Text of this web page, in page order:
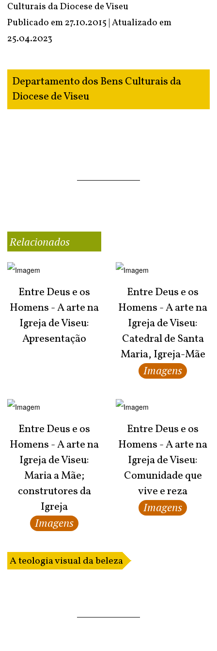
Culturais da Diocese de Viseu
Publicado em 27.10.2015 | Atualizado em
25.04.2023
Departamento dos Bens Culturais da
Diocese de Viseu
Relacionados
Entre Deus e os
Homens - A arte na
Igreja de Viseu:
Apresentação
Entre Deus e os
Homens - A arte na
Igreja de Viseu:
Catedral de Santa
Maria, Igreja-Mãe
Imagens
Entre Deus e os
Homens - A arte na
Igreja de Viseu:
Maria a Mãe;
construtores da
Igreja
Imagens
Entre Deus e os
Homens - A arte na
Igreja de Viseu:
Comunidade que
vive e reza
Imagens
A teologia visual da beleza